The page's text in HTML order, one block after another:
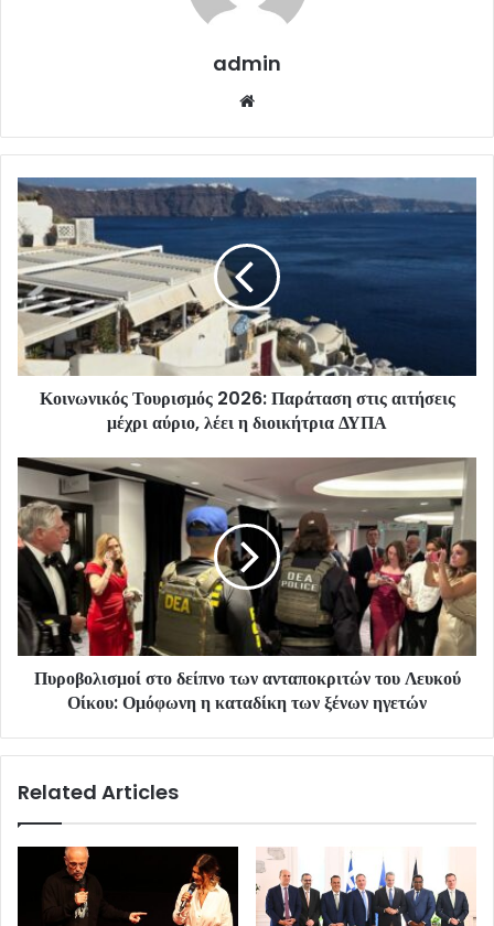
admin
Κοινωνικός Τουρισμός 2026: Παράταση στις αιτήσεις
μέχρι αύριο, λέει η διοικήτρια ΔΥΠΑ
Πυροβολισμοί στο δείπνο των ανταποκριτών του Λευκού
Οίκου: Ομόφωνη η καταδίκη των ξένων ηγετών
Related Articles